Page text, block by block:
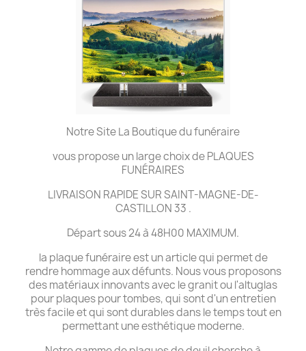
Notre Site La Boutique du funéraire
vous propose un large choix de PLAQUES
FUNÉRAIRES
LIVRAISON RAPIDE SUR SAINT-MAGNE-DE-
CASTILLON 33 .
Départ sous 24 à 48H00 MAXIMUM.
la plaque funéraire est un article qui permet de
rendre hommage aux défunts. Nous vous proposons
des matériaux innovants avec le granit ou l'altuglas
pour plaques pour tombes, qui sont d'un entretien
très facile et qui sont durables dans le temps tout en
permettant une esthétique moderne.